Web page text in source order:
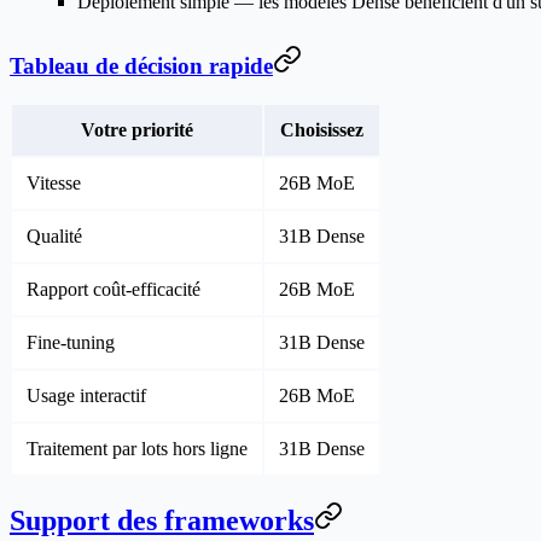
Tableau de décision rapide
Votre priorité Choisissez
Vitesse 26B MoE
Qualité 31B Dense
Rapport coût-efficacité 26B MoE
Fine-tuning 31B Dense
Usage interactif 26B MoE
Traitement par lots hors ligne 31B Dense
Support des frameworks